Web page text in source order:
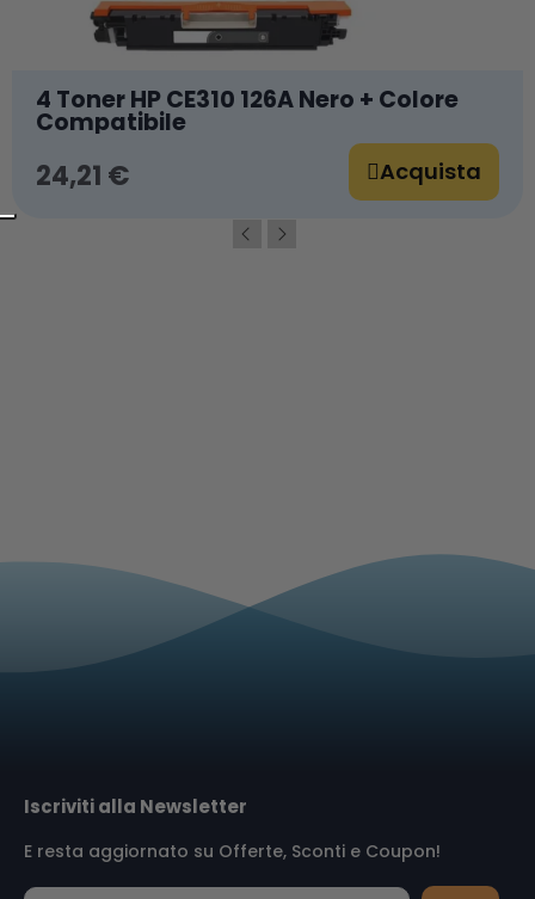
4 Toner HP CE310 126A Nero + Colore
Compatibile
24,21 € Acquista
Iscriviti alla Newsletter
E resta aggiornato su Offerte, Sconti e Coupon!